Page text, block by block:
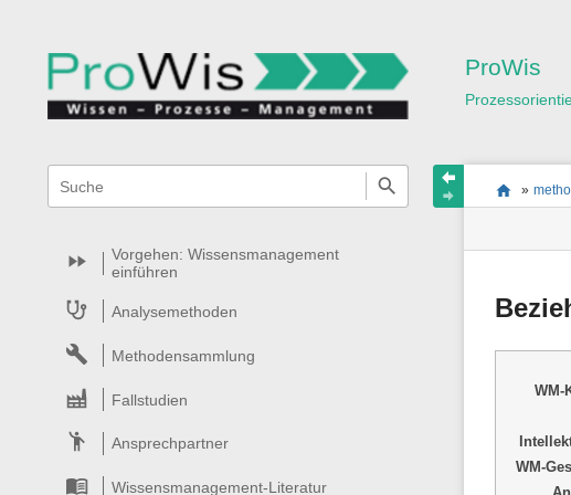
ProWis
Wikiübergreifende
Schnellsuche
Vorgehen: Wissensmanagement
einführen
Analysemethoden
Methodensammlung
Fallstudien
Ansprechpartner
Wissensmanagement-Literatur
Sie
befinden
»
Seiten-
WM-
WM-